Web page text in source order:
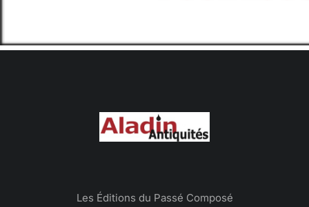
Les Éditions du Passé Composé